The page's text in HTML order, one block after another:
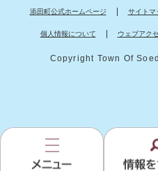
添田町公式ホームページ サイトマ
個人情報について ウェブアク
Copyright Town Of